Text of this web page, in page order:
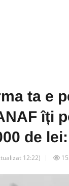
ta e
îți
de
12:22)